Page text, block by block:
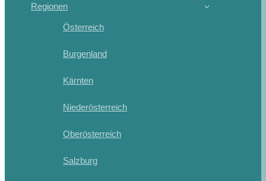
Regionen
Österreich
Burgenland
Kärnten
Niederösterreich
Oberösterreich
Salzburg